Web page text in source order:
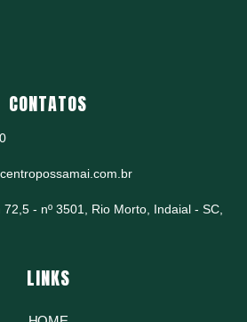
CONTATOS
- nº 3501, Rio Morto, Indaial - SC,
LINKS